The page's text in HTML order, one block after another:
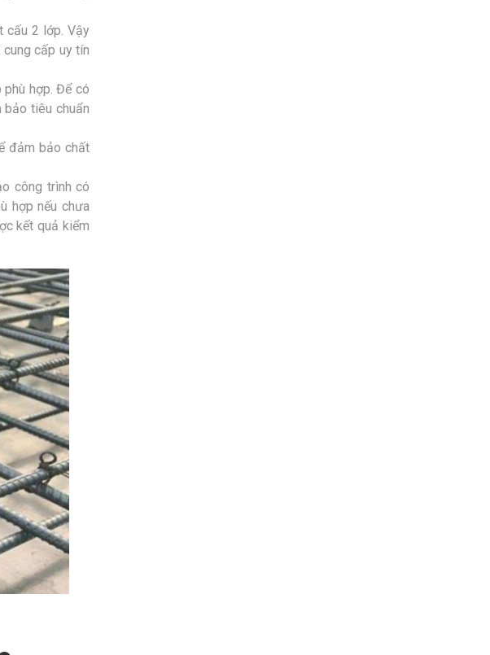
cấu 2 lớp. Vậy
cấp uy tín
hợp. Để có
tiêu chuẩn
đảm bảo chất
công trình có
hợp nếu chưa
kết quả kiểm